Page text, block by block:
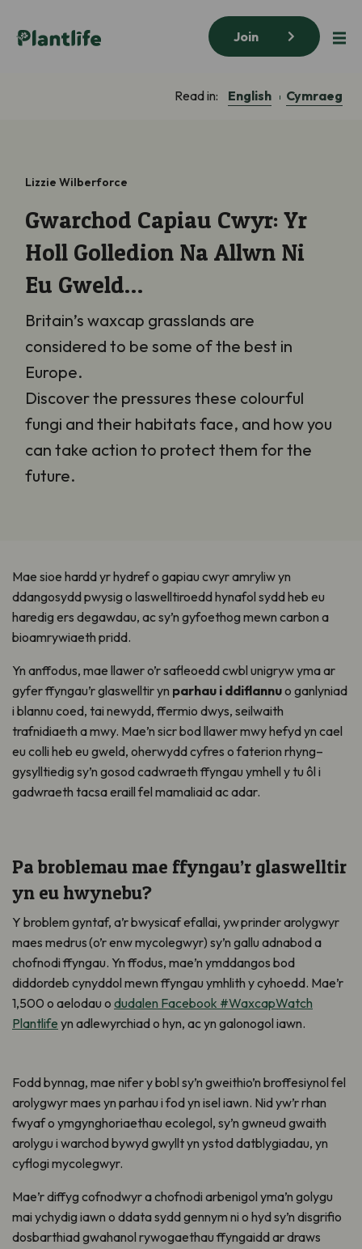
Join
Read in: English Cymraeg
Lizzie Wilberforce
Gwarchod Capiau Cwyr: Yr
Holl Golledion Na Allwn Ni
Eu Gweld…
Britain’s waxcap grasslands are
considered to be some of the best in
Europe.
Discover the pressures these colourful
fungi and their habitats face, and how you
can take action to protect them for the
future.
Mae sioe hardd yr hydref o gapiau cwyr amryliw yn
ddangosydd pwysig o laswelltiroedd hynafol sydd heb eu
haredig ers degawdau, ac sy’n gyfoethog mewn carbon a
bioamrywiaeth pridd.
Yn anffodus, mae llawer o’r safleoeddcwbl unigrywyma ar
gyferffyngau’rglaswelltir yn parhau i ddiflannuo ganlyniad
i blannu coed, tai newydd, ffermio dwys, seilwaith
trafnidiaeth a mwy. Mae’n sicr bod llawer mwy hefyd yn cael
eu colli heb eu gweld, oherwydd cyfres o faterion rhyng–
gysylltiedig sy’n gosod cadwraeth ffyngau ymhell y tu ôl i
gadwraeth tacsaeraill fel mamaliaid ac adar.
Pa broblemaumae ffyngau’r glaswelltir
yn eu hwynebu?
Y broblem gyntaf, a’r bwysicafefallai, ywprinderarolygwyr
maes medrus(o’r enw mycolegwyr) sy’n gallu adnabod a
chofnodi ffyngau. Yn ffodus, mae’n ymddangos bod
diddordeb cynyddol mewn ffyngau ymhlith y cyhoedd. Mae’r
1,500 o aelodau o dudalen Facebook #WaxcapWatch
Plantlife yn adlewyrchiad o hyn, ac yn galonogol iawn.
Fodd bynnag, mae nifer y bobl sy’n gweithio’n broffesiynol fel
arolygwyrmaes yn parhau i fod yn isel iawn. Nid yw’r rhan
fwyaf o ymgynghoriaethau ecolegol, sy’n gwneud gwaith
arolygu i warchodbywyd gwyllt yn ystod datblygiadau, yn
cyflogi mycolegwyr.
Mae’r diffyg cofnodwyr a chofnodi arbenigol yma’n golygu
mai ychydig iawn o ddata sydd gennym ni o hyd sy’n disgrifio
dosbarthiadgwahanol rywogaethauffyngaiddar draws